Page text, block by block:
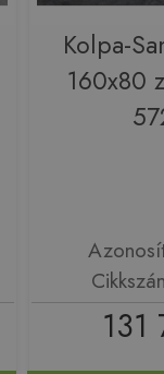
Kolpa-
160x80
131